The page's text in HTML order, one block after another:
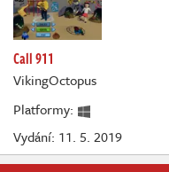
Call 911
VikingOctopus
Platformy:
Vydání: 11. 5. 2019